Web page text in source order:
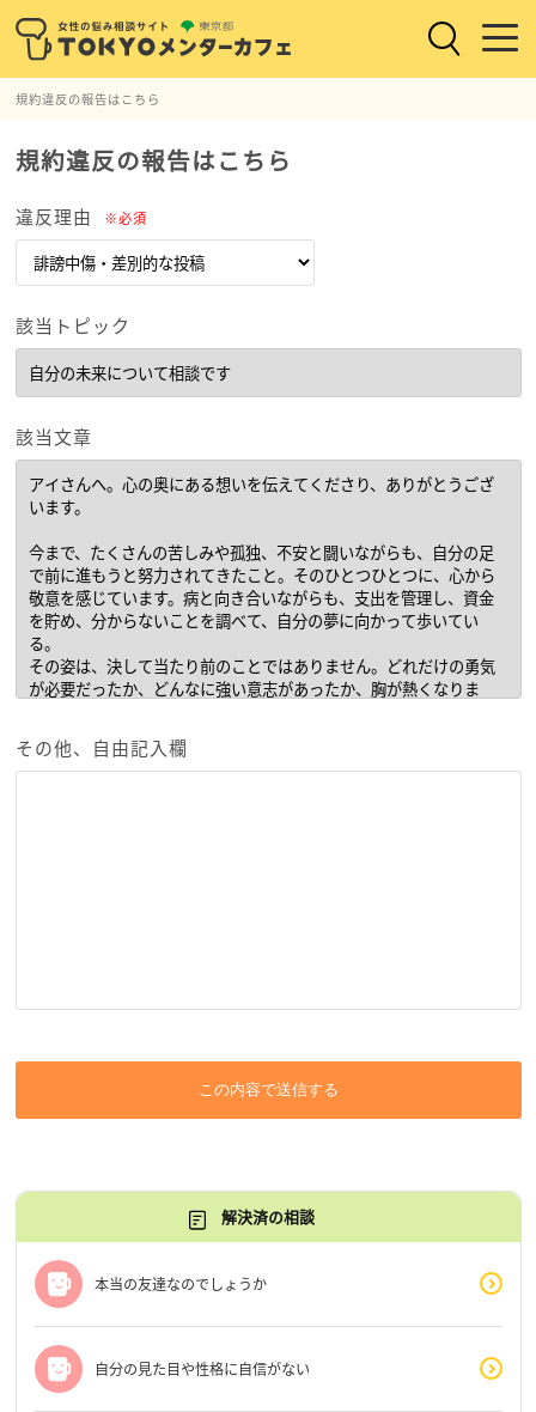
規約違反の報告はこちら
規約違反の報告はこちら
違反理由 ※必須
該当トピック
該当文章
その他、自由記入欄
この内容で送信する
解決済の相談
本当の友達なのでしょうか
自分の見た目や性格に自信がない